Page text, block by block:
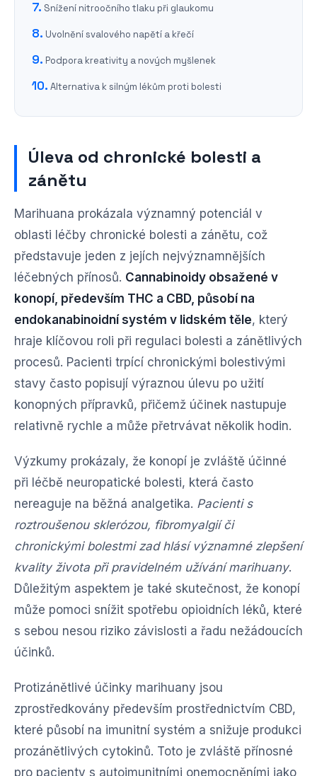
Snížení nitroočního tlaku při glaukomu
Uvolnění svalového napětí a křečí
Podpora kreativity a nových myšlenek
Alternativa k silným lékům proti bolesti
Úleva od chronické bolesti a
zánětu
Marihuana prokázala významný potenciál v
oblasti léčby chronické bolesti a zánětu, což
představuje jeden z jejích nejvýznamnějších
léčebných přínosů. Cannabinoidy obsažené v
konopí, především THC a CBD, působí na
endokanabinoidní systém v lidském těle, který
hraje klíčovou roli při regulaci bolesti a zánětlivých
procesů. Pacienti trpící chronickými bolestivými
stavy často popisují výraznou úlevu po užití
konopných přípravků, přičemž účinek nastupuje
relativně rychle a může přetrvávat několik hodin.
Výzkumy prokázaly, že konopí je zvláště účinné
při léčbě neuropatické bolesti, která často
nereaguje na běžná analgetika. Pacienti s
roztroušenou sklerózou, fibromyalgií či
chronickými bolestmi zad hlásí významné zlepšení
kvality života při pravidelném užívání marihuany.
Důležitým aspektem je také skutečnost, že konopí
může pomoci snížit spotřebu opioidních léků, které
s sebou nesou riziko závislosti a řadu nežádoucích
účinků.
Protizánětlivé účinky marihuany jsou
zprostředkovány především prostřednictvím CBD,
které působí na imunitní systém a snižuje produkci
prozánětlivých cytokinů. Toto je zvláště přínosné
pro pacienty s autoimunitními onemocněními jako